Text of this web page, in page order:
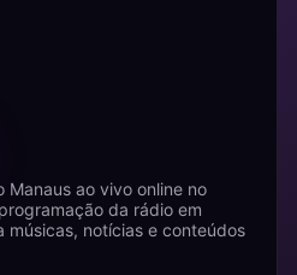
Manaus ao vivo online no
da rádio em
músicas, notícias e conteúdos